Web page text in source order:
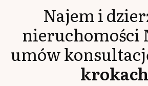
Najem i
nieruchomości
umów
krokach